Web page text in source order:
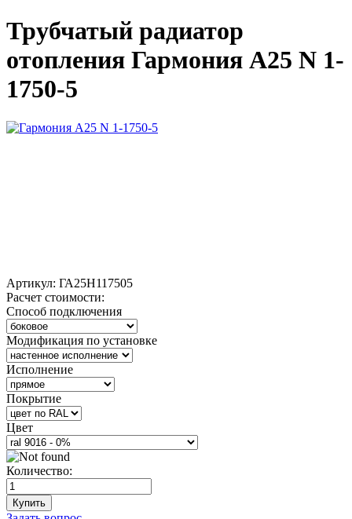
Трубчатый радиатор
отопления Гармония А25 N 1-
1750-5
Артикул: ГА25Н117505
Расчет стоимости:
Способ подключения
Модификация по установке
Исполнение
Покрытие
Цвет
Количество:
Купить